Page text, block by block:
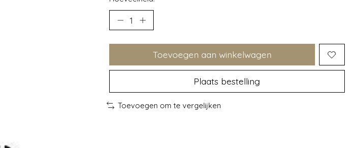
Toevoegen aan winkelwagen
Plaats bestelling
Toevoegen om te vergelijken